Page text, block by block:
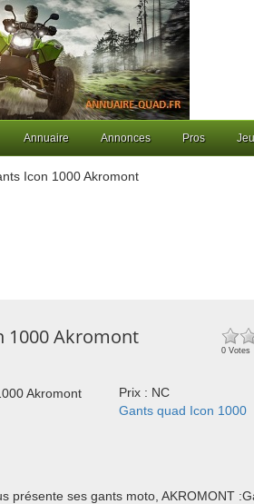
Annuaire Annonces Pros
Icon 1000 Akromont
1000 Akromont
0 Votes
Prix : NC
Gants quad Icon 1000
présente ses gants moto, AKROMONT